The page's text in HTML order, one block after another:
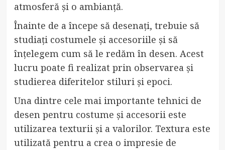
atmosferă și o ambianță.
Înainte de a începe să desenați, trebuie să
studiați costumele și accesoriile și să
înțelegem cum să le redăm în desen. Acest
lucru poate fi realizat prin observarea și
studierea diferitelor stiluri și epoci.
Una dintre cele mai importante tehnici de
desen pentru costume și accesorii este
utilizarea texturii și a valorilor. Textura este
utilizată pentru a crea o impresie de